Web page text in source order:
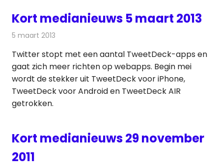
Kort medianieuws 5 maart 2013
5 maart 2013
Twitter stopt met een aantal TweetDeck-apps en
gaat zich meer richten op webapps. Begin mei
wordt de stekker uit TweetDeck voor iPhone,
TweetDeck voor Android en TweetDeck AIR
getrokken.
Kort medianieuws 29 november
2011